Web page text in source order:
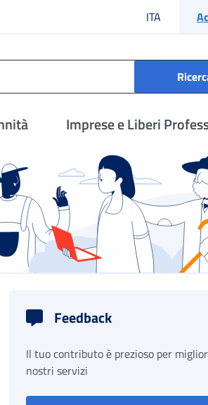
ITA Lingua
Imprese e Liberi
Feedback
Il tuo contributo è prezioso per
nostri servizi